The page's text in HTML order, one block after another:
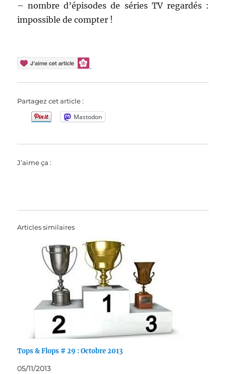
– nombre d’épisodes de séries TV regardés :
impossible de compter !
Partagez cet article :
Mastodon
J’aime ça :
Articles similaires
Tops & Flops # 29 : Octobre 2013
05/11/2013